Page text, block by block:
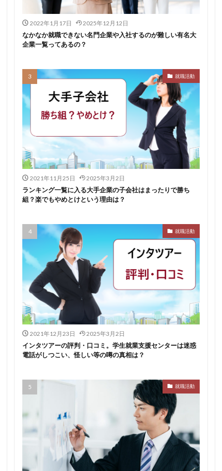
2022年1月17日 2025年12月12日
なかなか就職できない名門企業や入社するのが難しい有名大
企業一覧ってあるの？
就職活動
2021年11月25日 2025年3月2日
ランキング一覧に入る大手企業の子会社はまったりで勝ち
組？楽でもやめとけという理由は？
就職活動
2021年12月23日 2025年3月2日
インタツアーの評判・口コミ。学生就業支援センターは迷惑
電話がしつこい、怪しい等の噂の真相は？
就職活動